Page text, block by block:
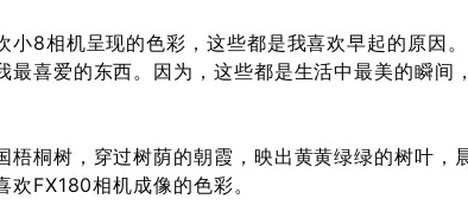
小8相机呈现的色彩，这些都是我喜欢早起的原因
最喜爱的东西。因为，这些都是生活中最美的瞬间
梧桐树，穿过树荫的朝霞，映出黄黄绿绿的树叶，
FX180相机成像的色彩。